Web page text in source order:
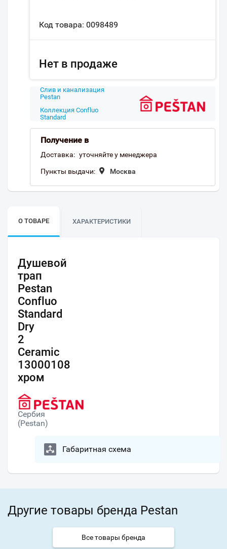
Код товара: 0098489
Нет в продаже
Слив и канализация
Pestan
Коллекция Confluo
Standard
Получение в
Доставка: уточняйте у менеджера
Пункты выдачи: Москва
О ТОВАРЕ ХАРАКТЕРИСТИКИ
Душевой
трап
Pestan
Confluo
Standard
Dry
2
Ceramic
13000108
хром
Сербия
(Pestan)
Габаритная схема
Другие товары бренда Pestan
Все товары бренда